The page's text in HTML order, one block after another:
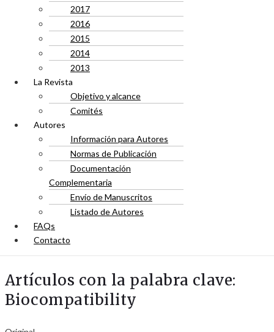
2017
2016
2015
2014
2013
La Revista
Objetivo y alcance
Comités
Autores
Información para Autores
Normas de Publicación
Documentación
Complementaria
Envío de Manuscritos
Listado de Autores
FAQs
Contacto
Artículos con la palabra clave:
Biocompatibility